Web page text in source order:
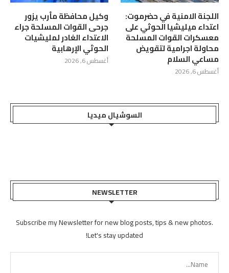
اللجنة الامنية في حضرموت:
اعتداء ميليشيا الحوثي على
معسكرات القوات المسلحة
محاولة اجرامية لتقويض
مساعي السلام
أغسطس 6, 2026
وكيل محافظة مأرب يزور
جرحى القوات المسلحة جراء
الاعتداء الغادر لمليشيات
الحوثي الإرهابية
أغسطس 6, 2026
السوشيال ميديا
NEWSLETTER
Subscribe my Newsletter for new blog posts, tips & new photos.
Let's stay updated!